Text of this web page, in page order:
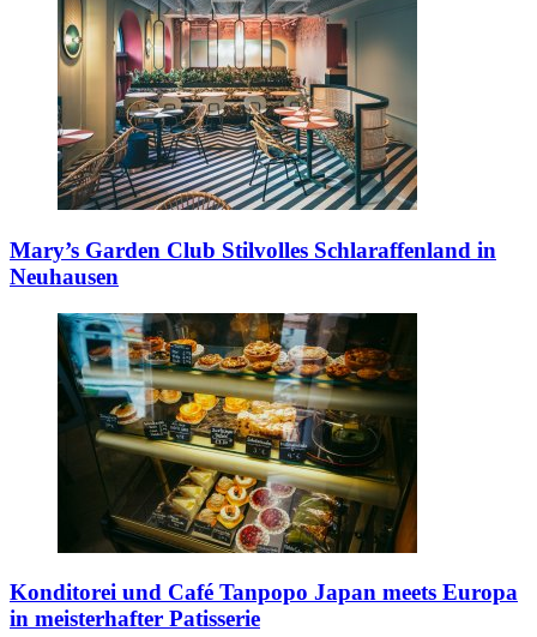
Mary’s Garden Club Stilvolles Schlaraffenland in
Neuhausen
Konditorei und Café Tanpopo Japan meets Europa
in meisterhafter Patisserie